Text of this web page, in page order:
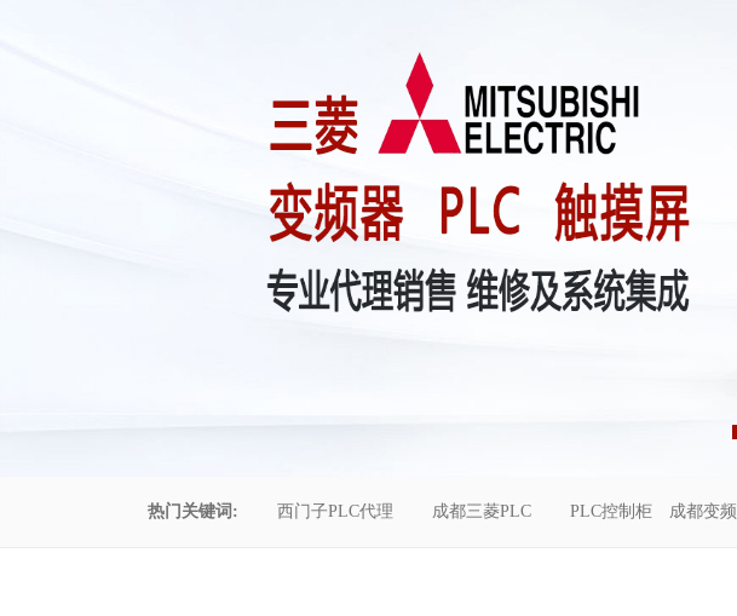
热门关键词: 西门子PLC代理 成都三菱PLC PLC控制柜 成都变